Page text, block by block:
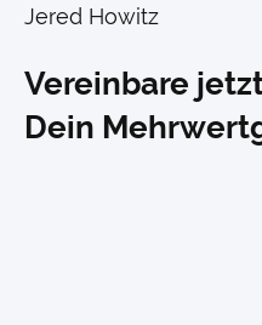
Jered Howitz
Vereinbare
Dein